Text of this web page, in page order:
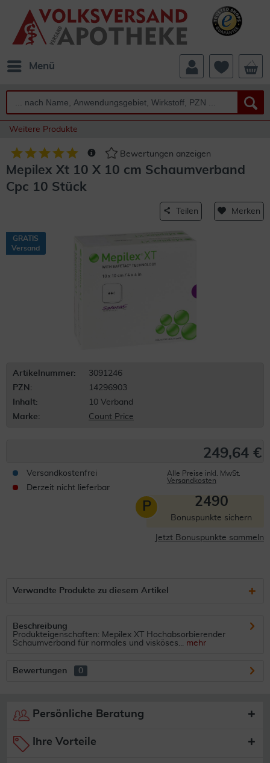
Menü
Weitere Produkte
Bewertungen anzeigen
Mepilex Xt 10 X 10 cm Schaumverband
Cpc 10 Stück
Teilen Merken
GRATIS
Versand
Artikelnummer:
3091246
PZN:
14296903
Inhalt:
10 Verband
Marke:
Count Price
249,64 €
Versandkostenfrei
Derzeit nicht lieferbar
Alle Preise inkl. MwSt.
Versandkosten
P 2490
Bonuspunkte sichern
Jetzt Bonuspunkte sammeln
Verwandte Produkte zu diesem Artikel
Beschreibung
Produkteigenschaften: Mepilex XT Hochabsorbierender
Schaumverband für normales und visköses... mehr
Bewertungen 0
Persönliche Beratung
Ihre Vorteile